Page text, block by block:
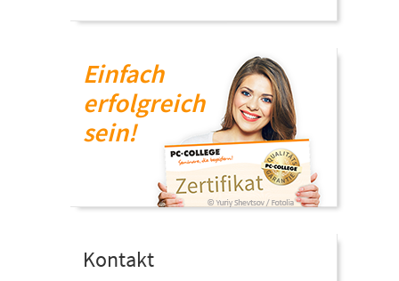
Einfach
erfolgreich
sein!
Kontakt